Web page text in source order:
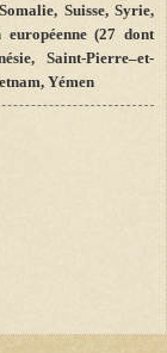
Suisse, Syrie,
(27 dont
Saint-Pierre–et-
Yémen